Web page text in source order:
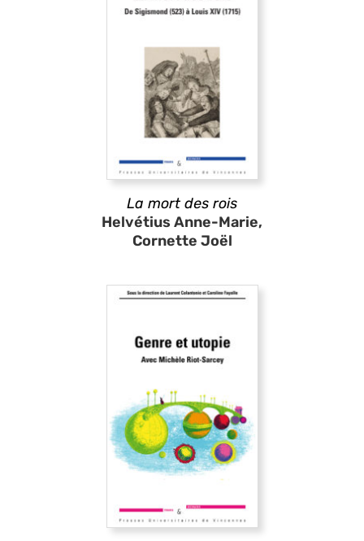
La mort des rois
Helvétius Anne-Marie,
Cornette Joël